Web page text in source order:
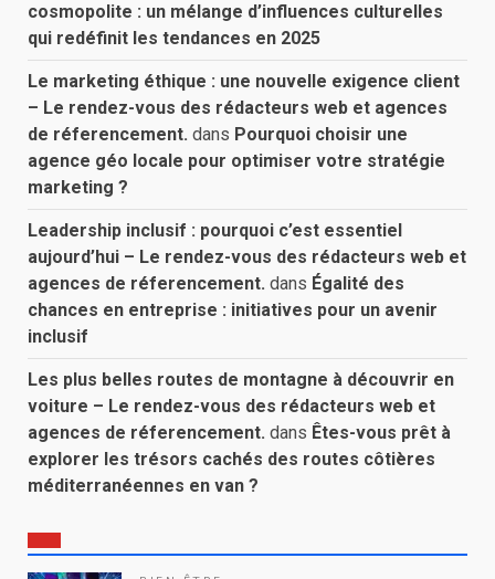
cosmopolite : un mélange d’influences culturelles
qui redéfinit les tendances en 2025
Le marketing éthique : une nouvelle exigence client
– Le rendez-vous des rédacteurs web et agences
de réferencement. dans Pourquoi choisir une
agence géo locale pour optimiser votre stratégie
marketing ?
Leadership inclusif : pourquoi c’est essentiel
aujourd’hui – Le rendez-vous des rédacteurs web et
agences de réferencement. dans Égalité des
chances en entreprise : initiatives pour un avenir
inclusif
Les plus belles routes de montagne à découvrir en
voiture – Le rendez-vous des rédacteurs web et
agences de réferencement. dans Êtes-vous prêt à
explorer les trésors cachés des routes côtières
méditerranéennes en van ?